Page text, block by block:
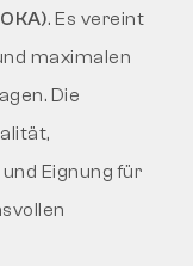
. Es vereint
maximalen
Die
Eignung für